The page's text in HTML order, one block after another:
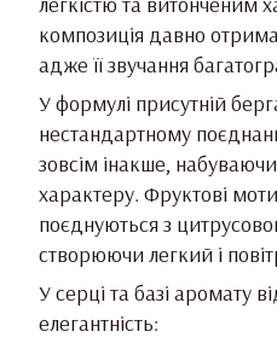
композиція давно
адже її звучання
У формулі присутній
нестандартному
зовсім інакше,
характеру. Фруктові
поєднуються з
створюючи легкий і
У серці та базі аромату
елегантність: